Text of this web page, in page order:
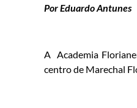
Por Eduardo Antunes
A Academia
centro de Marechal